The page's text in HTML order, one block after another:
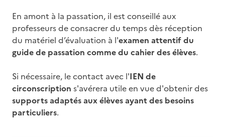
En amont à la passation, il est conseillé aux
professeurs de consacrer du temps dès réception
du matériel d’évaluation à l'examen attentif du
guide de passation comme du cahier des élèves.
Si nécessaire, le contact avec l'IEN de
circonscription s'avérera utile en vue d'obtenir des
supports adaptés aux élèves ayant des besoins
particuliers.